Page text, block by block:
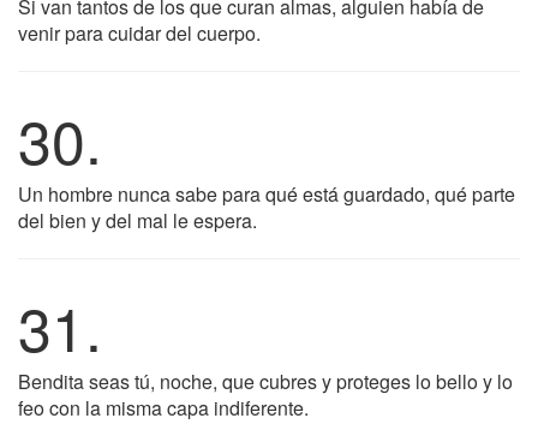
Si van tantos de los que curan almas, alguien había de
venir para cuidar del cuerpo.
30.
Un hombre nunca sabe para qué está guardado, qué parte
del bien y del mal le espera.
31.
Bendita seas tú, noche, que cubres y proteges lo bello y lo
feo con la misma capa indiferente.